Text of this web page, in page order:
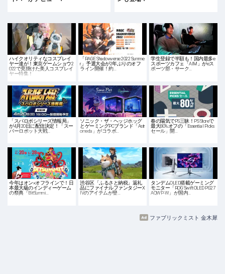
ハイクオリティなコスプレイ
ヤー達が！東京ゲームショウ2
022で見掛けた美人コスプレイ
ヤー特集！
「RAGE Shadowverse 2022 Summe
r」予選大会が2年ぶりのオフ
ライン開催！約…
学生登録で半額も！国内最多e
スポーツカフェ「AIM」がeス
ポーツ部・サーク…
「スパロボシリーズ情報局」
が4月20日に配信決定！「スー
パーロボット大戦…
ソニック・ザ・ヘッジホッグ
とゲーミングPCブランド「Astr
omeda」がコラボ…
春の陽気でPS三昧！PS Storeで
最大80%オフの「Essential Picks
セール」開…
今年はオン×オフラインで！日
本最大級のインディーゲーム
の祭典「BitSummi…
渋谷区「ふるさと納税」返礼
品にファイナルファンタジーX
IVのアイテムが登…
タンデムOLED搭載ゲーミング
モニター「ROG Swift OLED PG27
AQWP-W」が国内…
ファブリックミスト 金木犀